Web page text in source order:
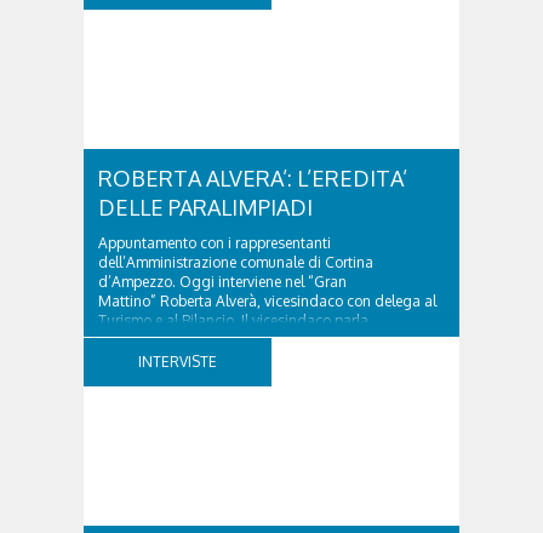
ROBERTA ALVERA’: L’EREDITA’
DELLE PARALIMPIADI
Appuntamento con i rappresentanti
dell’Amministrazione comunale di Cortina
d’Ampezzo. Oggi interviene nel “Gran
Mattino” Roberta Alverà, vicesindaco con delega al
Turismo e al Bilancio. Il vicesindaco parla
dell'eredità delle Paralimpiadi Milano Cortina 2026,
di accessibilità e di come...
INTERVISTE